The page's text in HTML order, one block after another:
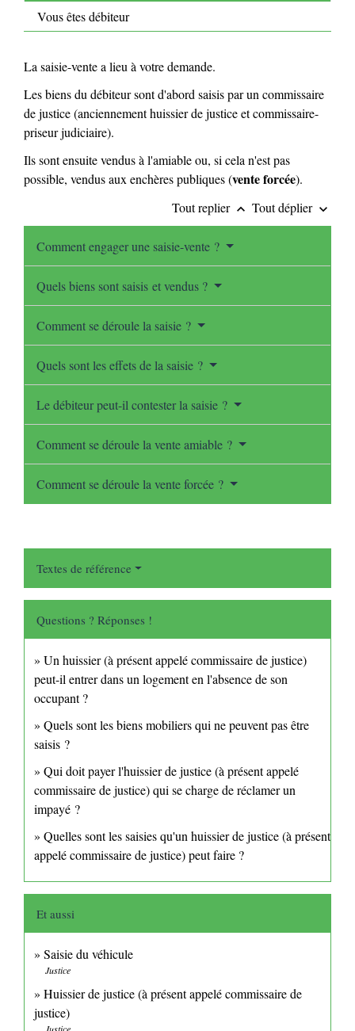
Vous êtes débiteur
La saisie-vente a lieu à votre demande.
Les biens du débiteur sont d'abord saisis par un commissaire
de justice (anciennement huissier de justice et commissaire-
priseur judiciaire).
Ils sont ensuite vendus à l'amiable ou, si cela n'est pas
possible, vendus aux enchères publiques (vente forcée).
Tout replier keyboard_arrow_up Tout déplier keyboard_arrow_down
Comment engager une saisie-vente ?
Quels biens sont saisis et vendus ?
Comment se déroule la saisie ?
Quels sont les effets de la saisie ?
Le débiteur peut-il contester la saisie ?
Comment se déroule la vente amiable ?
Comment se déroule la vente forcée ?
Textes de référence
Questions ? Réponses !
Un huissier (à présent appelé commissaire de justice)
peut-il entrer dans un logement en l'absence de son
occupant ?
Quels sont les biens mobiliers qui ne peuvent pas être
saisis ?
Qui doit payer l'huissier de justice (à présent appelé
commissaire de justice) qui se charge de réclamer un
impayé ?
Quelles sont les saisies qu'un huissier de justice (à présent
appelé commissaire de justice) peut faire ?
Et aussi
Saisie du véhicule
Justice
Huissier de justice (à présent appelé commissaire de
justice)